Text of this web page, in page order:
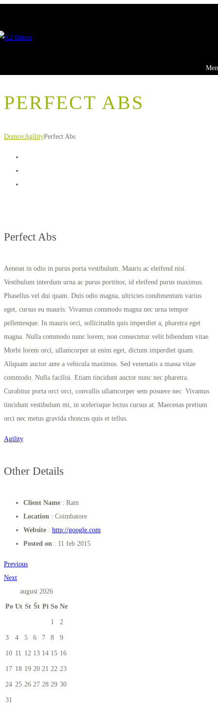
PERFECT ABS
DomovAgilityPerfect Abs
Perfect Abs
Aenean in odio in purus porta vestibulum. Mauris ac eleifend nisi.
Vestibulum interdum urna ac purus porttitor, id eleifend purus maximus.
Phasellus vel dui quam. Duis odio magna, ultricies condimentum varius
eget, cursus eu mauris. Vivamus commodo magna nec urna tempor
pellentesque. In mauris orci, sollicitudin quis imperdiet a, pharetra eget
magna. Nulla commodo nunc lorem, non consectetur velit bibendum vitae.
Morbi lorem orci, ullamcorper ut enim eget, dictum imperdiet quam.
Aliquam auctor ante a vehicula maximus. Sed venenatis a massa vitae
commodo. Nulla facilisi. Etiam tincidunt auctor nunc nec pharetra.
Curabitur porta orci orci, convallis ullamcorper sem posuere nec. Vivamus
tincidunt vestibulum mi, in scelerisque lectus cursus at. Maecenas pretium
orci nec metus gravida rhoncus quis et tellus.
Agility
Other Details
Client Name : Ram
Location : Coimbatore
Website : http://google.com
Posted on : 11 feb 2015
Previous
Next
august 2026
Po Ut St Št Pi So Ne
1 2
3 4 5 6 7 8 9
10 11 12 13 14 15 16
17 18 19 20 21 22 23
24 25 26 27 28 29 30
31